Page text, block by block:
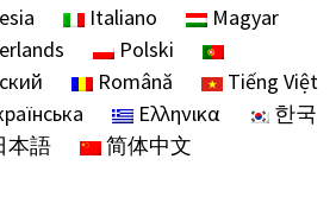
Italiano
Magyar
Polski
Română
Tiếng Việt
Ελληνικα
한국
本語 简体中文